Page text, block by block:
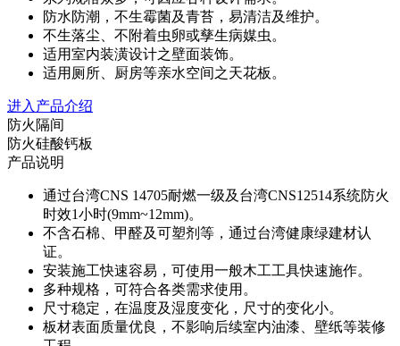
防水防潮，不生霉菌及青苔，易清洁及维护。
不生落尘、不附着虫卵或孳生病媒虫。
适用室内装潢设计之壁面装饰。
适用厕所、厨房等亲水空间之天花板。
进入产品介绍
防火隔间
防火硅酸钙板
产品说明
通过台湾CNS 14705耐燃一级及台湾CNS12514系统防火
时效1小时(9mm~12mm)。
不含石棉、甲醛及可塑剂等，通过台湾健康绿建材认
证。
安装施工快速容易，可使用一般木工工具快速施作。
多种规格，可符合各类需求使用。
尺寸稳定，在温度及湿度变化，尺寸的变化小。
板材表面质量优良，不影响后续室内油漆、壁纸等装修